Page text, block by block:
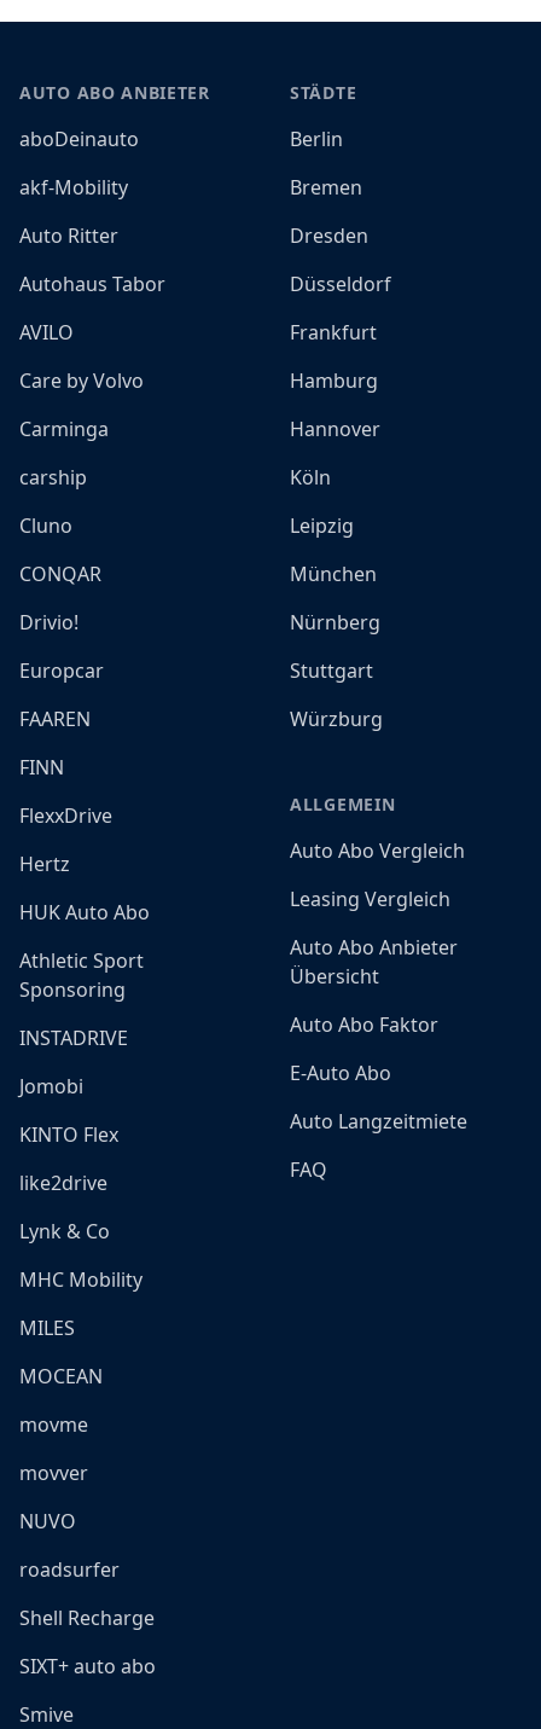
AUTO ABO ANBIETER
aboDeinauto
akf-Mobility
Auto Ritter
Autohaus Tabor
AVILO
Care by Volvo
Carminga
carship
Cluno
CONQAR
Drivio!
Europcar
FAAREN
FINN
FlexxDrive
Hertz
HUK Auto Abo
Athletic Sport
Sponsoring
INSTADRIVE
Jomobi
KINTO Flex
like2drive
Lynk & Co
MHC Mobility
MILES
MOCEAN
movme
movver
NUVO
roadsurfer
Shell Recharge
SIXT+ auto abo
Smive
STÄDTE
Berlin
Bremen
Dresden
Düsseldorf
Frankfurt
Hamburg
Hannover
Köln
Leipzig
München
Nürnberg
Stuttgart
Würzburg
ALLGEMEIN
Auto Abo Vergleich
Leasing Vergleich
Auto Abo Anbieter
Übersicht
Auto Abo Faktor
E-Auto Abo
Auto Langzeitmiete
FAQ